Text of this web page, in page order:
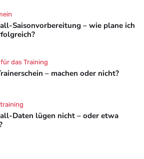
Saisonvorbereitung – wie plane ich
– machen oder nicht?
das Training
Daten lügen nicht – oder etwa